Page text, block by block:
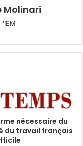
Molinari
nécessaire du
du travail français